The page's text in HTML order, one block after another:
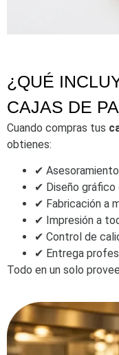
¿QUÉ
CAJAS DE
Cuando compras tus
obtienes:
✔
✔ Diseño gráfico
✔ Fabricación a
✔ Impresión a
✔ Control de
✔ Entrega
Todo en un solo